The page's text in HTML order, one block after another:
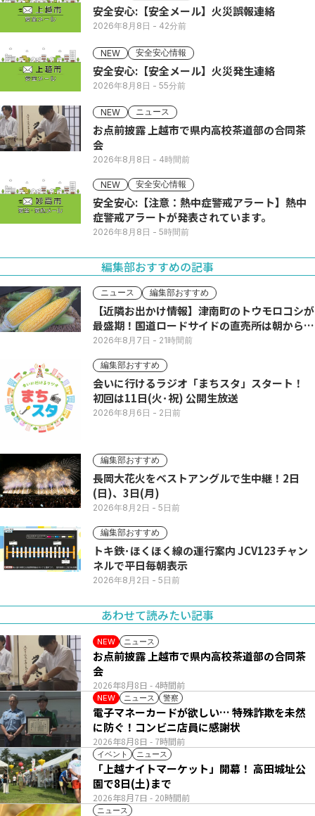
安全安心:【安全メール】火災誤報連絡
2026年8月8日 - 42分前
NEW 安全安心情報
安全安心:【安全メール】火災発生連絡
2026年8月8日 - 55分前
NEW ニュース
お点前披露 上越市で県内高校茶道部の合同茶
会
2026年8月8日 - 4時間前
NEW 安全安心情報
安全安心:【注意：熱中症警戒アラート】熱中
症警戒アラートが発表されています。
2026年8月8日 - 5時間前
編集部おすすめの記事
ニュース 編集部おすすめ
【近隣お出かけ情報】津南町のトウモロコシが
最盛期！国道ロードサイドの直売所は朝から長
い列
2026年8月7日 - 21時間前
編集部おすすめ
会いに行けるラジオ「まちスタ」スタート！
初回は11日(火･祝) 公開生放送
2026年8月6日 - 2日前
編集部おすすめ
長岡大花火をベストアングルで生中継！2日
(日)、3日(月)
2026年8月2日 - 5日前
編集部おすすめ
トキ鉄･ほくほく線の運行案内 JCV123チャン
ネルで平日毎朝表示
2026年8月2日 - 5日前
あわせて読みたい記事
NEW ニュース
2026年8月8日 - 4時間前
お点前披露 上越市で県内高校茶道部の合同茶
会
NEW ニュース 警察
2026年8月8日 - 7時間前
電子マネーカードが欲しい… 特殊詐欺を未然
に防ぐ！コンビニ店員に感謝状
イベント ニュース
2026年8月7日 - 20時間前
「上越ナイトマーケット」開幕！ 高田城址公
園で8日(土)まで
ニュース